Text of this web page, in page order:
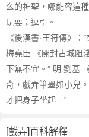
譯
么的神聖，哪能容這
玩耍；逗引。
《後漢書·王符傳》
梅堯臣 《開封古城阻
下無不宜。” 明 劉基
奇，戲弄筆墨如小兒
才把身子坐起。”
[戲弄]百科解釋